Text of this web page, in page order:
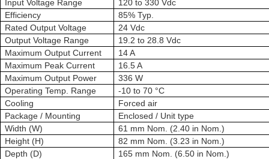
Input Voltage Range
120 to 330 Vdc
Efficiency
85% Typ.
Rated Output Voltage
24 Vdc
Output Voltage Range
19.2 to 28.8 Vdc
Maximum Output Current
14 A
Maximum Peak Current
16.5 A
Maximum Output Power
336 W
Operating Temp. Range
-10 to 70 °C
Cooling
Forced air
Package / Mounting
Enclosed / Unit type
Width (W)
61 mm Nom. (2.40 in Nom.)
Height (H)
82 mm Nom. (3.23 in Nom.)
Depth (D)
165 mm Nom. (6.50 in Nom.)